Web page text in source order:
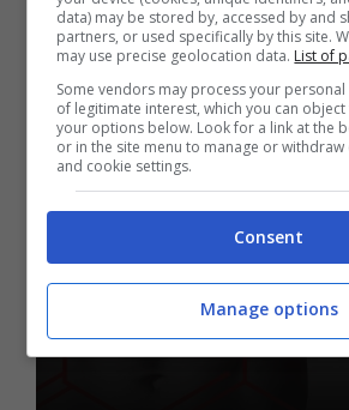
Testosterone,
criteri di
nuovo metodo
medici
data) may be stored by, accessed by and
partners, or used specifically by this site.
may use precise geolocation data. List of
Some vendors may process your
of legitimate interest, which you can
your options below. Look for a link at the
or in the site menu to manage or
and cookie settings.
Consent
Manage options